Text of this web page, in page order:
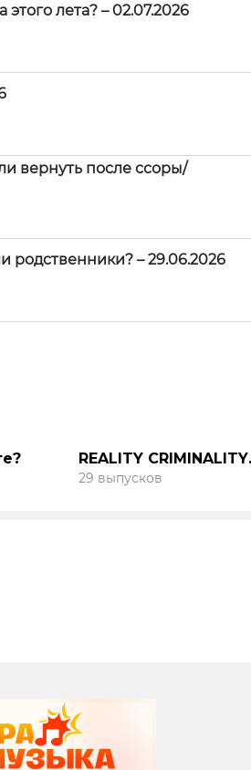
лета? – 02.07.2026
вернуть после ссоры/
– 29.06.2026
REALITY
Реалити
Криминалити
29 выпусков